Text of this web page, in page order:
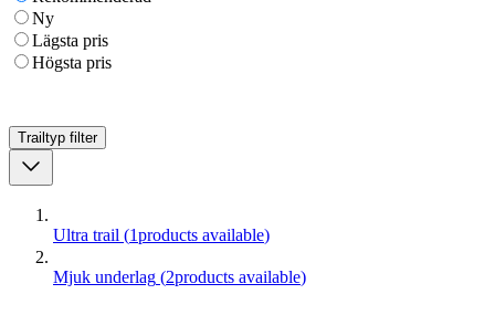
Ny
Lägsta pris
Högsta pris
Trailtyp filter
Ultra trail (1products available)
Mjuk underlag (2products available)